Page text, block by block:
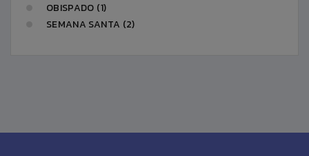
OBISPADO (1)
SEMANA SANTA (2)